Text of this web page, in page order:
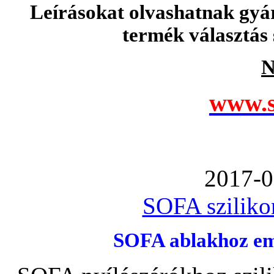
Leírásokat olvashatnak
termék
2017-
SOFA
SOFA ablakhoz